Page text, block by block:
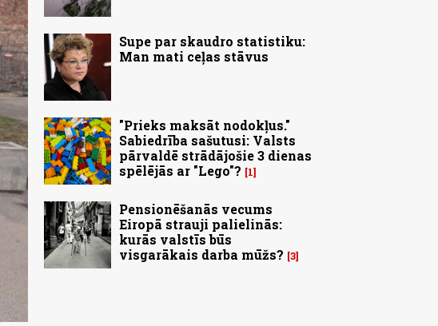
Supe par skaudro statistiku:
Man mati ceļas stāvus
"Prieks maksāt nodokļus."
Sabiedrība sašutusi: Valsts
pārvaldē strādājošie 3 dienas
spēlējās ar "Lego"?
1
Pensionēšanās vecums
Eiropā strauji palielinās:
kurās valstīs būs
visgarākais darba mūžs? 3